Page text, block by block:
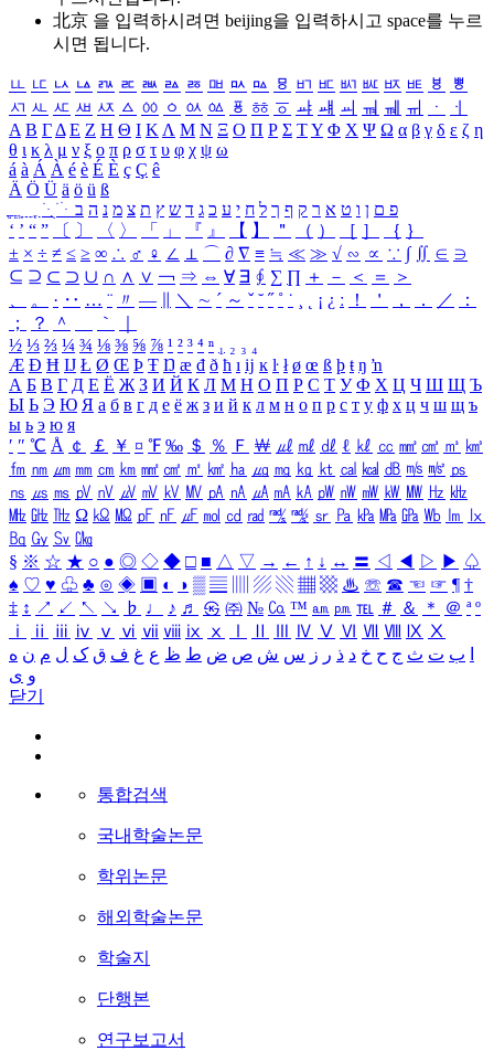
北京 을 입력하시려면 beijing을 입력하시고 space를 누르
시면 됩니다.
ㅥ ㅦ ㅧ ㅨ ㅩ ㅪ ㅫ ㅬ ㅭ ㅮ ㅯ ㅰ ㅱ ㅲ ㅳ ㅴ ㅵ ㅶ ㅷ ㅸ
ㅹ
ㅺ ㅻ ㅼ ㅽ ㅾ ㅿ ㆀ ㆁ ㆂ ㆃ ㆄ ㆅ ㆆ ㆇ ㆈ ㆉ ㆊ ㆋ ㆌ ㆍ
ㆎ
Α Β ΓΔ Ε Ζ Η Θ Ι ΚΛ Μ Ν Ξ Ο Π Ρ Σ ΤΥ Φ Χ Ψ Ω α β γ δ ε ζ η
θ ι κ λ μ ν ξ ο π ρ σ τ υ φ χ ψ ω
á à Á À é è É È ç Ç ê
Ä Ö Ü ä ö ü ß
ִֶֹ ֻּ ׁׂ פ ם ן ו ט א ר ק ף ך ל ח י ע כ ג ד ש ץ ת צ מ נ ה ב
‘ ’ “ ” 〔 〕 〈 〉 「 」 『 』 【 】 ＂ （ ） ［ ］ ｛ ｝
± × ÷ ≠ ≤ ≥ ∞ ∴ ♂ ♀ ∠ ⊥ ⌒ ∂ ∇ ≡ ≒ ≪ ≫ √ ∽ ∝ ∵ ∫ ∬ ∈ ∋
⊆ ⊇ ⊂ ⊃ ∪ ∩ ∧ ∨ ￢ ⇒ ⇔ ∀ ∃ ∮ ∑ ∏ ＋ － ＜ ＝
＞
、
。 · ‥ … ¨ 〃 ― ＼ ∼ ´ ～ ˇ ˘ ˝ ˚ ˙ ¸ ¡ ¿ ː ！ ＇ ， ． ／
：
；
？ ＾ ｀
½ ⅓ ⅔ ¼ ¾ ⅛ ⅜ ⅝ ⅞ ¹ ² ³ ⁴ ⁿ ₁ ₂ ₃ ₄
Æ Ð Ħ Ĳ Ł Ø Œ Þ Ŧ Ŋ æ đ ð ħ ı ĳ ĸ ŀ ł ø œ ß þ ŧ ŋ ŉ
А Б В Г Д Е Ё Ж З И Й К Л М Н О П Р С Т У Ф Х Ц Ч Ш Щ Ъ
Ы Ь Э Ю Я а б в г д е ё ж з и й к л м н о п р с т у ф х ц ч ш щ ъ
ы ь э ю я
′ ″ ℃ Å ￠ ￡ ￥ ¤ ℉ ‰ ＄ ％ Ｆ ￦ ㎕ ㎖ ㎗ ℓ ㎘ ㏄ ㎣ ㎤ ㎥ ㎦
㎙ ㎚ ㎛ ㎜ ㎝ ㎞ ㎟ ㎠ ㎡ ㎢ ㏊ ㎍ ㎎ ㎏ ㏏ ㎈ ㎉ ㏈ ㎧ ㎨ ㎰
㎱ ㎲ ㎳ ㎴ ㎵ ㎶ ㎷ ㎸ ㎹ ㎀ ㎁ ㎂ ㎃ ㎄ ㎺ ㎻ ㎽ ㎾ ㎿ ㎐ ㎑
㎒ ㎓ ㎔ Ω ㏀ ㏁ ㎊ ㎋ ㎌ ㏖ ㏅ ㎭ ㎮ ㎯ ㏛ ㎩ ㎪ ㎫ ㎬ ㏝ ㏐
㏓
㏃ ㏉ ㏜ ㏆
§ ※ ☆ ★ ○ ● ◎ ◇ ◆ □ ■ △ ▽ → ← ↑ ↓ ↔ 〓 ◁ ◀ ▷ ▶ ♤
♠ ♡ ♥ ♧ ♣ ⊙ ◈ ▣ ◐ ◑ ▒ ▤ ▨ ▧ ▦ ▩ ♨ ☏ ☎ ☜ ☞ ¶ †
‡ ↕ ↗ ↙ ↖ ↘ ♭ ♩ ♪ ♬ ㉿ ㈜ № ㏇ ™ ㏂ ㏘ ℡ ＃ ＆ ＊ ＠ ª º
ⅰ
ⅱ ⅲ ⅳ ⅴ ⅵ ⅶ ⅷ ⅸ ⅹ Ⅳ Ⅴ Ⅵ Ⅶ Ⅷ Ⅸ Ⅹ
ب ت ث ج ح خ د ذ ر ز س ش ص ض ط ظ ع غ ف ق ک ل م ن ه
و ی
닫기
통합검색
국내학술논문
학위논문
해외학술논문
학술지
단행본
연구보고서